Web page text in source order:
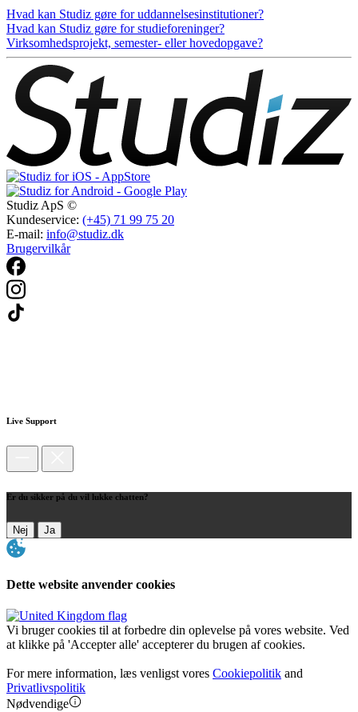
Hvad kan Studiz gøre for uddannelsesinstitutioner?
Hvad kan Studiz gøre for studieforeninger?
Virksomhedsprojekt, semester- eller hovedopgave?
Studiz ApS ©
Kundeservice: (+45) 71 99 75 20
E-mail: info@studiz.dk
Brugervilkår
Live Support
Er du sikker på du vil lukke chatten?
Nej Ja
Dette website anvender cookies
Vi bruger cookies til at forbedre din oplevelse på vores website. Ved
at klikke på 'Accepter alle' accepterer du brugen af cookies.
For mere information, læs venligst vores Cookiepolitik and
Privatlivspolitik
Nødvendige